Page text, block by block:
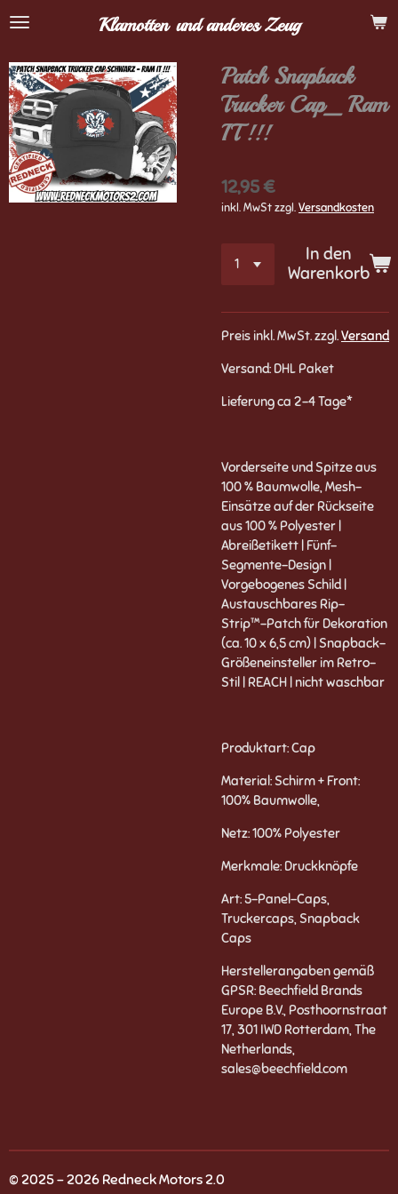
Zum
Klamotten und anderes Zeug
Patch Snapback
Trucker Cap_ Ram
IT !!!
12,95 €
inkl. MwSt zzgl.Versandkosten
In den
Warenkorb
Preis inkl. MwSt. zzgl.Versand
Versand: DHL Paket
Lieferung ca 2-4 Tage*
Vorderseite und Spitze aus
100 % Baumwolle, Mesh-
Einsätze auf der Rückseite
aus 100 % Polyester |
Abreißetikett | Fünf-
Segmente-Design |
Vorgebogenes Schild |
Austauschbares Rip-
Strip™-Patch für Dekoration
(ca. 10 x 6,5 cm) | Snapback-
Größeneinsteller im Retro-
Stil | REACH | nicht waschbar
Produktart: Cap
Material: Schirm + Front:
100% Baumwolle,
Netz: 100% Polyester
Merkmale: Druckknöpfe
Art: 5-Panel-Caps,
Truckercaps, Snapback
Caps
Herstellerangaben gemäß
GPSR: Beechfield Brands
Europe B.V., Posthoornstraat
17, 301 IWD Rotterdam, The
Netherlands,
sales@beechfield.com
© 2025 - 2026 Redneck Motors 2.0